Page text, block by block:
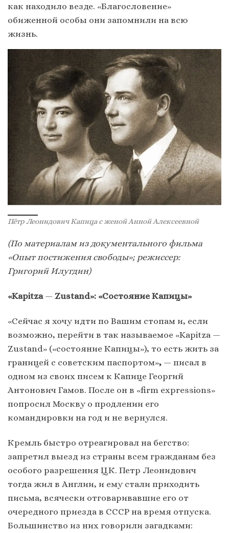
как находило везде. «Благословение»
обиженной особы они запомнили на всю
жизнь.
Пётр Леонидович Капица с женой Анной Алексеевной
(По материалам из документального фильма
«Опыт постижения свободы»; режиссер:
Григорий Илугдин)
«Kapitza — Zustand»: «Состояние Капицы»
«Сейчас я хочу идти по Вашим стопам и, если
возможно, перейти в так называемое «Kapitza —
Zustand» («состояние Капицы»), то есть жить за
границей с советским паспортом», — писал в
одном из своих писем к Капице Георгий
Антонович Гамов. После он в «firm expressions»
попросил Москву о продлении его
командировки на год и не вернулся.
Кремль быстро отреагировал на бегство:
запретил выезд из страны всем гражданам без
особого разрешения ЦК. Петр Леонидович
тогда жил в Англии, и ему стали приходить
письма, всячески отговаривавшие его от
очередного приезда в СССР на время отпуска.
Большинство из них говорили загадками: